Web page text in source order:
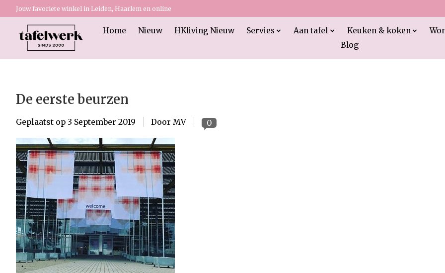
Jouw favoriete winkel in Leiden, Haarlem en online
Home Nieuw HKliving Nieuw Servies Aan tafel Keuken & koken
Blog
De eerste beurzen
Geplaatst op 3 September 2019 Door MV 0